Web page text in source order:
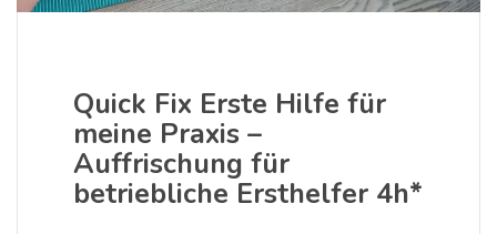
Quick Fix Erste Hilfe für
meine Praxis –
Auffrischung für
betriebliche Ersthelfer 4h*